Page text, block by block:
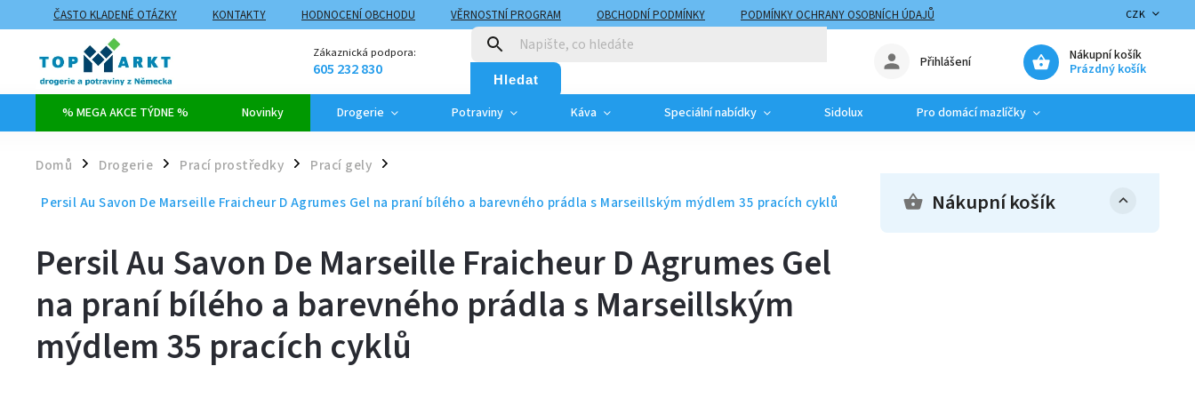
ČASTO KLADENÉ OTÁZKY KONTAKTY HODNOCENÍ OBCHODU VĚRNOSTNÍ PROGRAM OBCHODNÍ PODMÍNKY
PODMÍNKY OCHRANY OSOBNÍCH ÚDAJŮ
ZPŮSOBY DOPRAVY A PLATBY
MOJE OBJEDNÁVKA
CZK
Zákaznická podpora:
605 232 830 Hledat
Nákupní košík
Prázdný košík
Přihlášení
% MEGA AKCE TÝDNE % Novinky Drogerie Potraviny Káva Speciální nabídky Sidolux Pro domácí mazlíčky
Domů / Drogerie / Prací prostředky / Prací gely /
Persil Au Savon De Marseille Fraicheur D Agrumes Gel na praní bílého a barevného prádla s Marseillským mýdlem 35 pracích cyklů
Nákupní košík
Persil Au Savon De Marseille Fraicheur D Agrumes Gel
na praní bílého a barevného prádla s Marseillským
mýdlem 35 pracích cyklů